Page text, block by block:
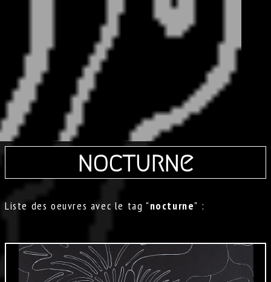
nocturne
Liste des oeuvres avec le tag "nocturne" :